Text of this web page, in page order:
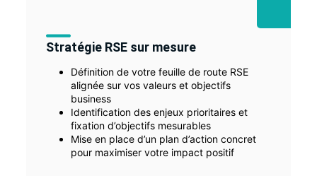
Stratégie RSE sur mesure
Définition de votre feuille de route RSE
alignée sur vos valeurs et objectifs
business
Identification des enjeux prioritaires et
fixation d’objectifs mesurables
Mise en place d’un plan d’action concret
pour maximiser votre impact positif